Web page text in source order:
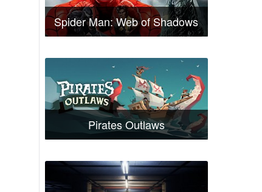
Spider Man: Web of Shadows
Pirates Outlaws